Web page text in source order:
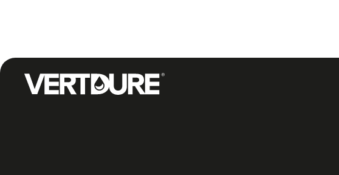
Groupe Vertdure